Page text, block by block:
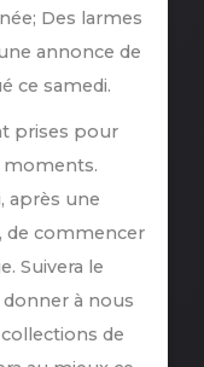
Des larmes
annonce de
ce samedi.
prises pour
après une
de commencer
Suivera le
à nous
de